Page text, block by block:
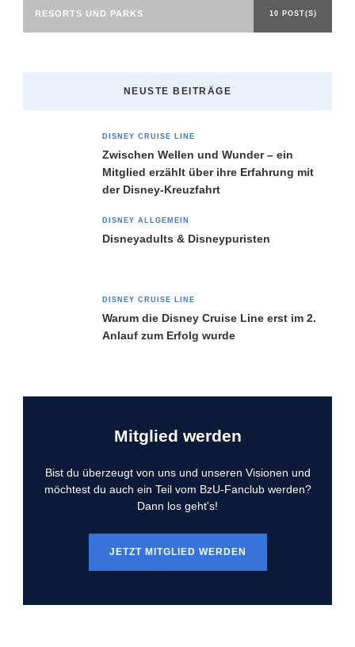
RESORTS UND PARKS 10 POST(S)
NEUSTE BEITRÄGE
DISNEY CRUISE LINE
Zwischen Wellen und Wunder – ein
Mitglied erzählt über ihre Erfahrung mit
der Disney-Kreuzfahrt
DISNEY ALLGEMEIN
Disneyadults & Disneypuristen
DISNEY CRUISE LINE
Warum die Disney Cruise Line erst im 2.
Anlauf zum Erfolg wurde
Mitglied werden
Bist du überzeugt von uns und unseren Visionen und
möchtest du auch ein Teil vom BzU-Fanclub werden?
Dann los geht's!
JETZT MITGLIED WERDEN